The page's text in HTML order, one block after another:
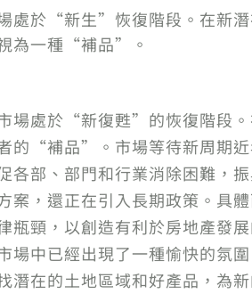
處於“新生”恢復階段。在新
為一種“補品”。
場處於“新復甦”的恢復階段
的“補品”。市場等待新周期
各部、部門和行業消除困難，
案，還正在引入長期政策。具
瓶頸，以創造有利於房地產發
場中已經出現了一種愉快的氛
潛在的土地區域和好產品，為